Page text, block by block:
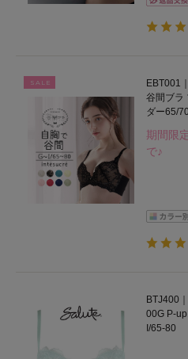
SALE
EBT001
谷間ブラ
ダー65/
期間限
で♪
BTJ400
00G P-
I/65-80